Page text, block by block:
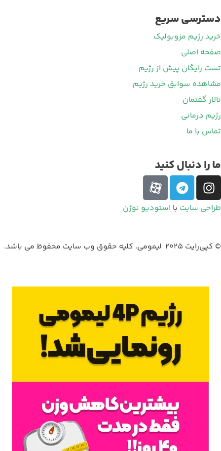
دسترسی سریع
خرید رژیم مزوبولیک
صفحه اصلی
تست رایگان پیش از رژیم
مشاهده سوابق خرید رژیم
تالار گفتمان
رژیم درمانی
تماس با ما
ما را دنبال کنید
طراحی سایت با استودیو نوژن
© کپی‌رایت 2025 لیمومی. کلیه حقوق وب سایت محفوظ می باشد.